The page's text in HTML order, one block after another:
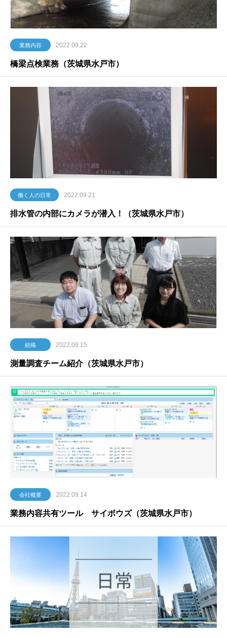
業務内容 2022.09.22
橋梁点検業務（茨城県水戸市）
働く人の日常 2022.09.21
排水管の内部にカメラが潜入！（茨城県水戸市）
組織 2022.09.15
測量調査チーム紹介（茨城県水戸市）
会社概要 2022.09.14
業務内容共有ツール サイボウズ（茨城県水戸市）